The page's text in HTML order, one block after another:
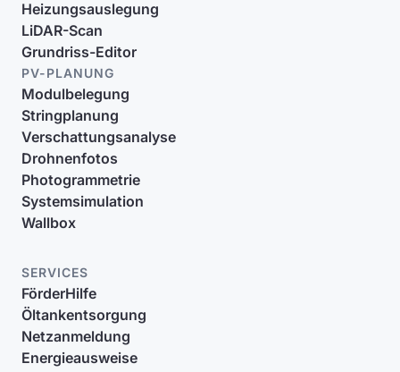
Heizungsauslegung
LiDAR-Scan
Grundriss-Editor
PV-PLANUNG
Modulbelegung
Stringplanung
Verschattungsanalyse
Drohnenfotos
Photogrammetrie
Systemsimulation
Wallbox
SERVICES
FörderHilfe
Öltankentsorgung
Netzanmeldung
Energieausweise